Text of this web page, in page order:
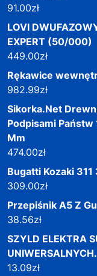
91.00zł
LOVI
EXPERT (50/000)
449.00zł
Rękawice
982.99zł
Sikorka.Net
Podpisami
Mm
474.00zł
Bugatti Kozaki
309.00zł
Przepiśnik A5 Z
38.56zł
SZYLD ELEKTRA
UNIWERSALNYCH.
13.09zł